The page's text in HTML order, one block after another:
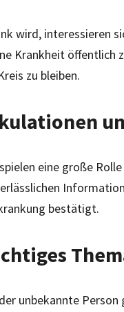
wird, interessieren
Krankheit öffentlich
zu bleiben.
eine große
bestätigt.
unbekannte